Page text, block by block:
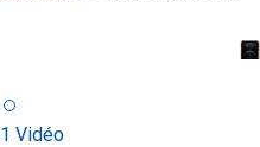
1 Vidéo